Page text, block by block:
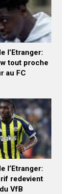
l’Etranger:
tout proche
au FC
l’Etranger:
redevient
VfB